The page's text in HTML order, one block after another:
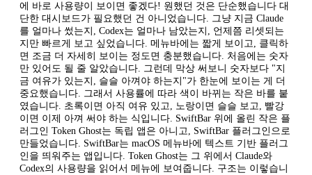
에 바로 사용량이 보이면 좋겠다! 원했던 것은 단순했습니다 대
단한 대시보드가 필요했던 건 아니었습니다. 그냥 지금 Claude
를 얼마나 썼는지, Codex는 얼마나 남았는지, 언제쯤 리셋되는
지만 빠르게 보고 싶었습니다. 메뉴바에는 짧게 보이고, 클릭하
면 조금 더 자세히 보이는 정도면 충분했습니다. 처음에는 숫자
만 있어도 될 줄 알았습니다. 그런데 막상 써보니 숫자보다 "지
금 여유가 있는지, 슬슬 아껴야 하는지"가 한눈에 보이는 게 더
중요했습니다. 그래서 사용률에 따라 색이 바뀌는 작은 바를 붙
였습니다. 초록이면 아직 여유 있고, 노랑이면 슬슬 보고, 빨강
이면 이제 아껴 써야 하는 식입니다. SwiftBar 위에 올린 작은 플
러그인 Token Ghost는 독립 앱은 아니고, SwiftBar 플러그인으로
만들었습니다. SwiftBar는 macOS 메뉴바에 텍스트 기반 플러그
인을 띄워주는 앱입니다. Token Ghost는 그 위에서 Claude와
Codex의 사용량을 읽어서 메뉴에 보여줍니다. 구조는 이렇습니